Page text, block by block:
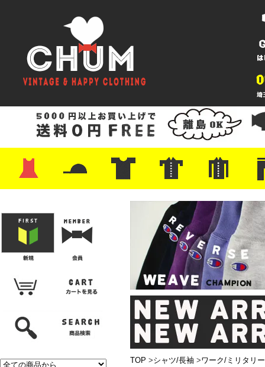
・レザーシューズ/スニーカー
・プリントTシャツ
・バンド/ツアー
・キャラクター
・Nike/adidas/スポーツ
・チャンピオン
・サーフ/スケート
・ボーダー/総柄/無地
・フットボール/リンガー
・タンクトップ/NBA・ポロシャツ
・半袖シャツ
・アロハ/サーフ/ボーリング
・ラルフ/ブランド
・無地/チェック/ストラ
・ワーク/ミリタリー/ウ
・ネル/ウール ・ショ
・アウ
・ジー
・
・ミリ
・コー
・コッ
・オー
・ジャ
ン
TOP >シャツ/長袖 >ワーク/ミリタリ